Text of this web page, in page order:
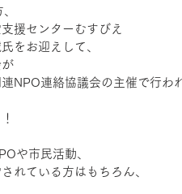
レイパーク＆青空こども食堂
援センターむすびえ
をお迎えして、
NPO連絡協議会の主催で行わ
や市民活動、
れている方はもちろん、